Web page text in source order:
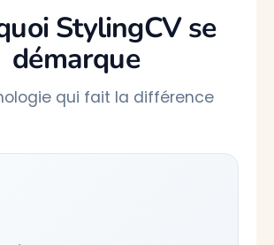
StylingCV se
démarque
qui fait la différence